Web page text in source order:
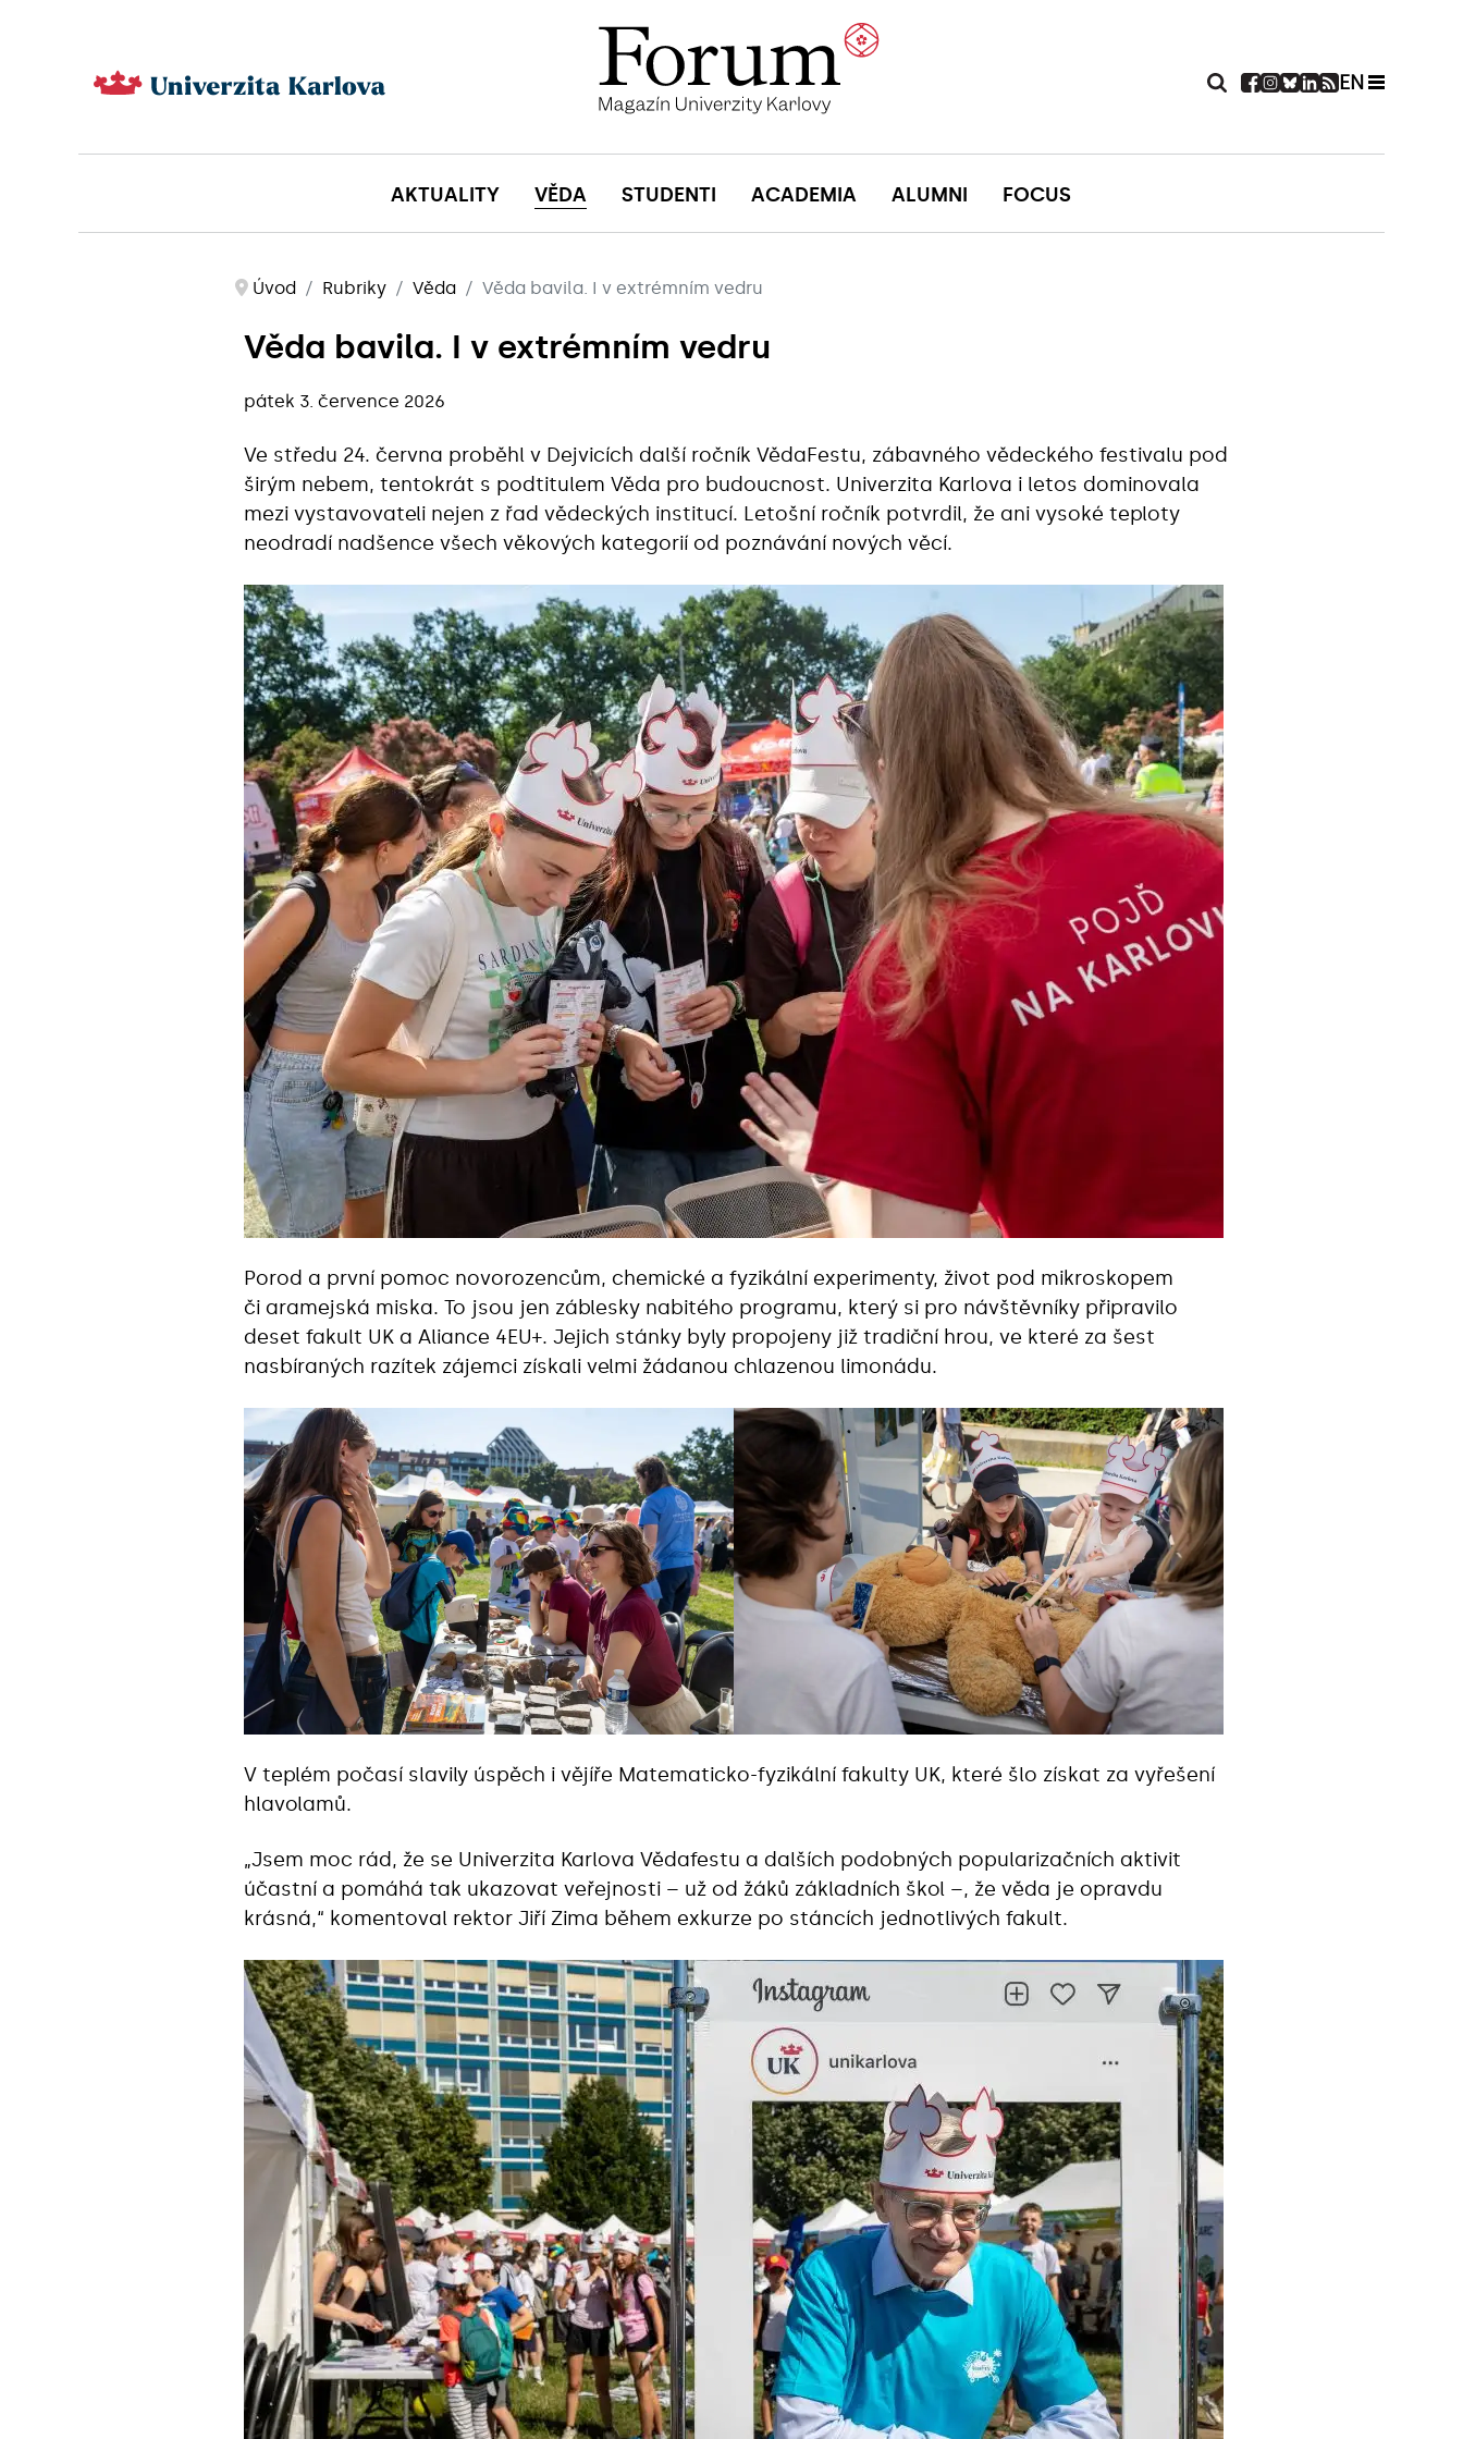
EN
AKTUALITY VĚDA STUDENTI ACADEMIA ALUMNI FOCUS
Úvod Rubriky Věda Věda bavila. I v extrémním vedru
Věda bavila. I v extrémním vedru
pátek 3. července 2026
Ve středu 24. června proběhl v Dejvicích další ročník VědaFestu, zábavného vědeckého festivalu pod
širým nebem, tentokrát s podtitulem Věda pro budoucnost. Univerzita Karlova i letos dominovala
mezi vystavovateli nejen z řad vědeckých institucí. Letošní ročník potvrdil, že ani vysoké teploty
neodradí nadšence všech věkových kategorií od poznávání nových věcí.
Porod a první pomoc novorozencům, chemické a fyzikální experimenty, život pod mikroskopem
či aramejská miska. To jsou jen záblesky nabitého programu, který si pro návštěvníky připravilo
deset fakult UK a Aliance 4EU+. Jejich stánky byly propojeny již tradiční hrou, ve které za šest
nasbíraných razítek zájemci získali velmi žádanou chlazenou limonádu.
V teplém počasí slavily úspěch i vějíře Matematicko-fyzikální fakulty UK, které šlo získat za vyřešení
hlavolamů.
„Jsem moc rád, že se Univerzita Karlova Vědafestu a dalších podobných popularizačních aktivit
účastní a pomáhá tak ukazovat veřejnosti – už od žáků základních škol –, že věda je opravdu
krásná,“ komentoval rektor Jiří Zima během exkurze po stáncích jednotlivých fakult.